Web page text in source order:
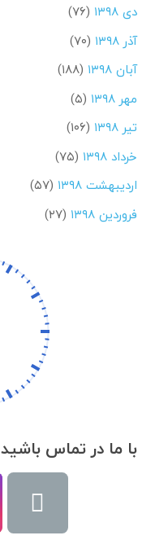
دی ۱۳۹۸
(۷۶)
آذر ۱۳۹۸
(۷۰)
آبان ۱۳۹۸
(۱۸۸)
مهر ۱۳۹۸
(۵)
تیر ۱۳۹۸
(۱۰۶)
خرداد ۱۳۹۸
(۷۵)
اردیبهشت ۱۳۹۸
(۵۷)
فروردین ۱۳۹۸
(۲۷)
با ما در تماس باشید